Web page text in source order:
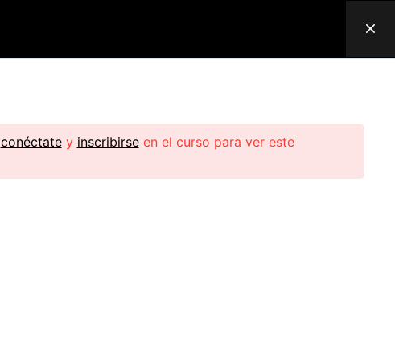
conéctatey inscribirseen el curso para ver este